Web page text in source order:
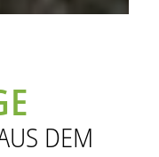
DEM